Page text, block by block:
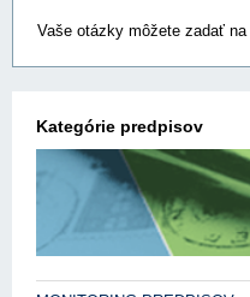
Vaše otázky môžete zadať na
Kategórie predpisov